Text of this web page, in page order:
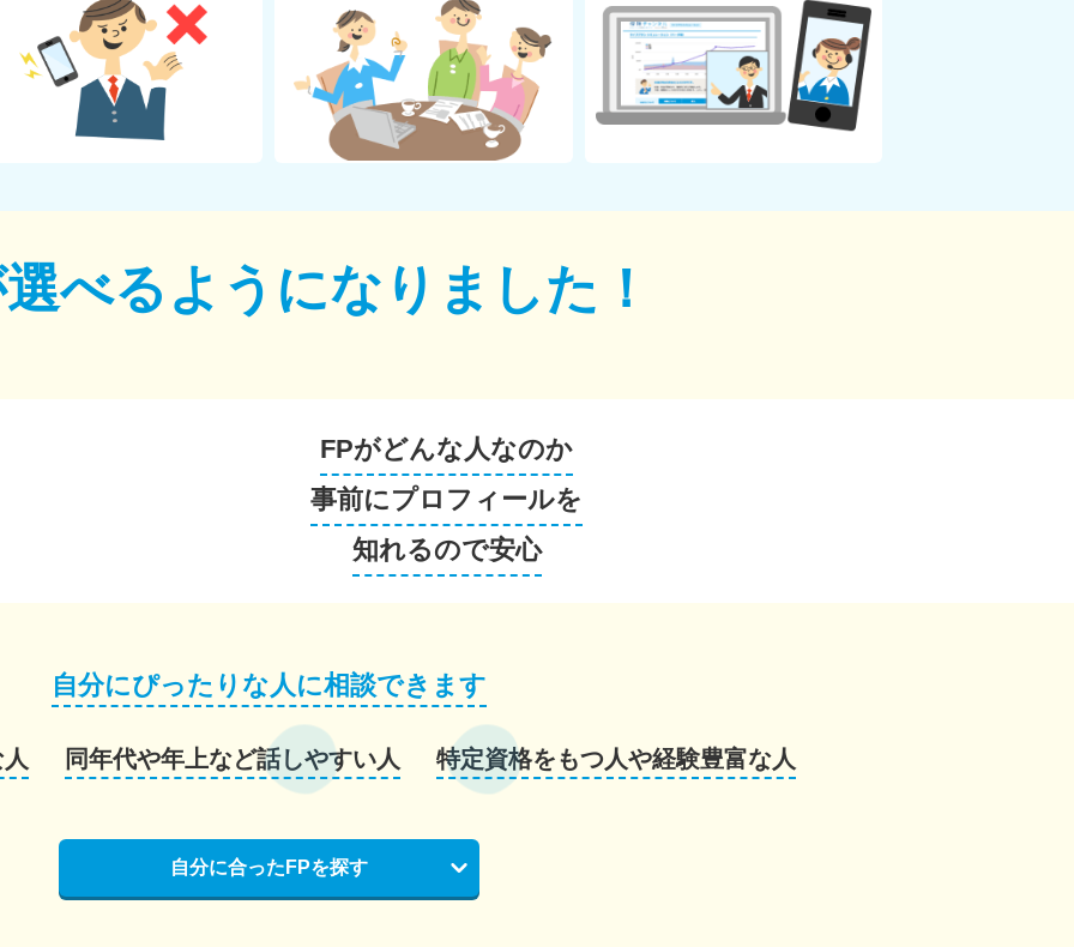
べるようになりました！
FPがどんな人なのか
事前にプロフィールを
知れるので安心
自分にぴったりな人に相談できます
同年代や年上など話しやすい人 特定資格をもつ人や経験豊富な人
自分に合ったFPを探す